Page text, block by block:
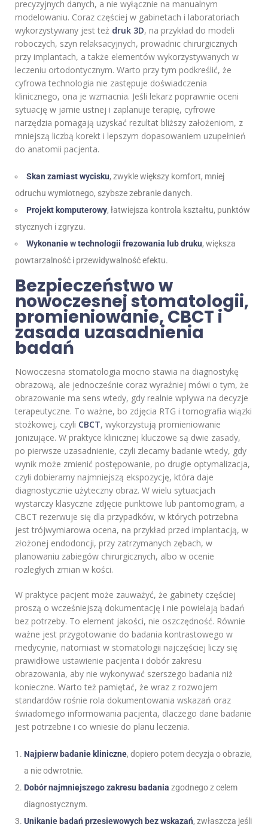
precyzyjnych danych, a nie wyłącznie na manualnym
modelowaniu. Coraz częściej w gabinetach i laboratoriach
wykorzystywany jest też druk 3D, na przykład do modeli
roboczych, szyn relaksacyjnych, prowadnic chirurgicznych
przy implantach, a także elementów wykorzystywanych w
leczeniu ortodontycznym. Warto przy tym podkreślić, że
cyfrowa technologia nie zastępuje doświadczenia
klinicznego, ona je wzmacnia. Jeśli lekarz poprawnie oceni
sytuację w jamie ustnej i zaplanuje terapię, cyfrowe
narzędzia pomagają uzyskać rezultat bliższy założeniom, z
mniejszą liczbą korekt i lepszym dopasowaniem uzupełnień
do anatomii pacjenta.
Skan zamiast wycisku, zwykle większy komfort, mniej
odruchu wymiotnego, szybsze zebranie danych.
Projekt komputerowy, łatwiejsza kontrola kształtu, punktów
stycznych i zgryzu.
Wykonanie w technologii frezowania lub druku, większa
powtarzalność i przewidywalność efektu.
Bezpieczeństwo w
nowoczesnej stomatologii,
promieniowanie, CBCT i
zasada uzasadnienia
badań
Nowoczesna stomatologia mocno stawia na diagnostykę
obrazową, ale jednocześnie coraz wyraźniej mówi o tym, że
obrazowanie ma sens wtedy, gdy realnie wpływa na decyzje
terapeutyczne. To ważne, bo zdjęcia RTG i tomografia wiązki
stożkowej, czyli CBCT, wykorzystują promieniowanie
jonizujące. W praktyce klinicznej kluczowe są dwie zasady,
po pierwsze uzasadnienie, czyli zlecamy badanie wtedy, gdy
wynik może zmienić postępowanie, po drugie optymalizacja,
czyli dobieramy najmniejszą ekspozycję, która daje
diagnostycznie użyteczny obraz. W wielu sytuacjach
wystarczy klasyczne zdjęcie punktowe lub pantomogram, a
CBCT rezerwuje się dla przypadków, w których potrzebna
jest trójwymiarowa ocena, na przykład przed implantacją, w
złożonej endodoncji, przy zatrzymanych zębach, w
planowaniu zabiegów chirurgicznych, albo w ocenie
rozległych zmian w kości.
W praktyce pacjent może zauważyć, że gabinety częściej
proszą o wcześniejszą dokumentację i nie powielają badań
bez potrzeby. To element jakości, nie oszczędność. Równie
ważne jest przygotowanie do badania kontrastowego w
medycynie, natomiast w stomatologii najczęściej liczy się
prawidłowe ustawienie pacjenta i dobór zakresu
obrazowania, aby nie wykonywać szerszego badania niż
konieczne. Warto też pamiętać, że wraz z rozwojem
standardów rośnie rola dokumentowania wskazań oraz
świadomego informowania pacjenta, dlaczego dane badanie
jest potrzebne i co wniesie do planu leczenia.
Najpierw badanie kliniczne, dopiero potem decyzja o obrazie,
a nie odwrotnie.
Dobór najmniejszego zakresu badania zgodnego z celem
diagnostycznym.
Unikanie badań przesiewowych bez wskazań, zwłaszcza jeśli